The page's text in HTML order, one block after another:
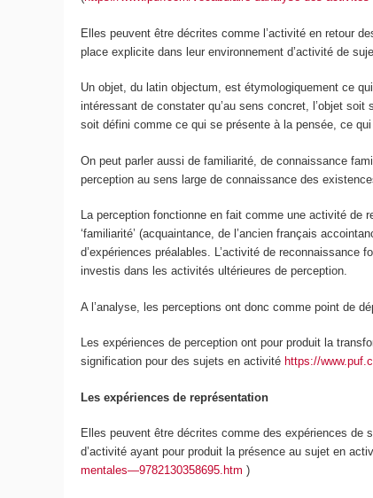
Elles peuvent être décrites comme l’activité en retour
place explicite dans leur environnement d’activité de
Un objet, du latin objectum, est étymologiquement ce
intéressant de constater qu’au sens concret, l’objet
soit défini comme ce qui se présente à la pensée, ce
On peut parler aussi de familiarité, de connaissance
perception au sens large de connaissance des
La perception fonctionne en fait comme une activité de
‘familiarité’ (acquaintance,de l’ancien français
d’expériences préalables. L’activité de reconnaissance
investis dans les activités ultérieures de perception.
A l’analyse, les perceptions ont donc comme point de
Les expériences de perception ont pour produit la
signification pour des sujets en activité https://
Les expériences de représentation
Elles peuvent être décrites comme des expériences de
d’activité ayant pour produit la présence au sujet en
mentales—9782130358695.htm )